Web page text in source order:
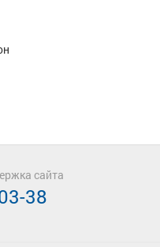
сайта
38